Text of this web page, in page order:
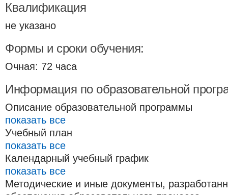
Квалификация
не указано
Формы и сроки обучения:
Очная: 72 часа
Информация по образовательной
Описание образовательной программы
показать все
Учебный план
показать все
Календарный учебный график
показать все
Методические и иные документы,